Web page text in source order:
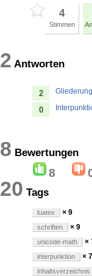
4
Stimmen
2
2
0
8
8
20
luatex × 9
schriften × 9
unicode-math ×
interpunktion × 7
inhaltsverzeichnis